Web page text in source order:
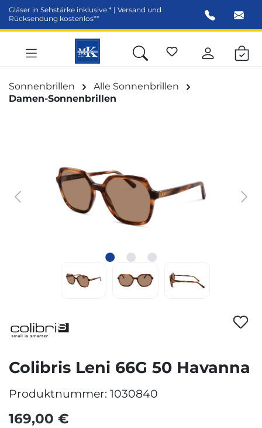
springen
Gläser in Sehstärke inklusive * | Versand und
Rücksendung kostenlos**
Sonnenbrillen
Alle Sonnenbrillen
Damen-Sonnenbrillen
Colibris Leni 66G 50 Havanna
Produktnummer: 1030840
169,00 €